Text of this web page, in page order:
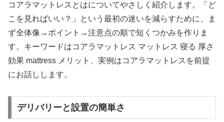
コアラマットレスとはについてやさしく紹介します。「ど
こを見ればいい？」という最初の迷いを減らすために、ま
ず全体像→ポイント→注意点の順で短くつかみを作りま
す。キーワードはコアラマットレス マットレス 寝る 厚さ
効果 mattress メリット、実例はコアラマットレスを前提
にお話しします。
デリバリーと設置の簡単さ